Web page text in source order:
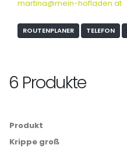
martina@mein-hofladen.at
ROUTENPLANER TELEFON
6 Produkte
Produkt
Krippe groß